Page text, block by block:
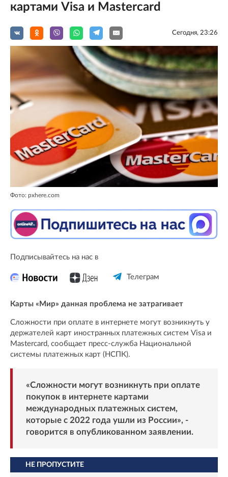
картами Visa и Mastercard
Сегодня, 23:26
Фото: pxhere.com
Подписывайтесь на нас в
Телеграм
Карты «Мир» данная проблема не затрагивает
Сложности при оплате в интернете могут возникнуть у
держателей карт иностранных платежных систем Visa и
Mastercard, сообщает пресс-служба Национальной
системы платежных карт (НСПК).
«Сложности могут возникнуть при оплате
покупок в интернете картами
международных платежных систем,
которые с 2022 года ушли из России», -
говорится в опубликованном заявлении.
НЕ ПРОПУСТИТЕ